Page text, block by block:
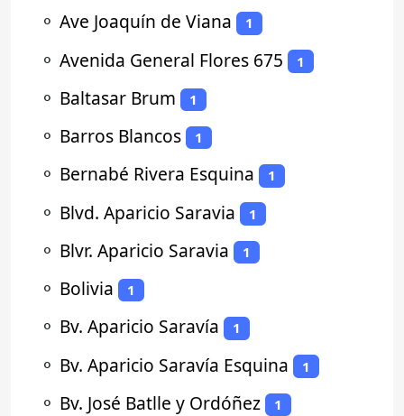
⚬ Ave Joaquín de Viana 1
⚬ Avenida General Flores 675 1
⚬ Baltasar Brum 1
⚬ Barros Blancos 1
⚬ Bernabé Rivera Esquina 1
⚬ Blvd. Aparicio Saravia 1
⚬ Blvr. Aparicio Saravia 1
⚬ Bolivia 1
⚬ Bv. Aparicio Saravía 1
⚬ Bv. Aparicio Saravía Esquina 1
⚬ Bv. José Batlle y Ordóñez 1